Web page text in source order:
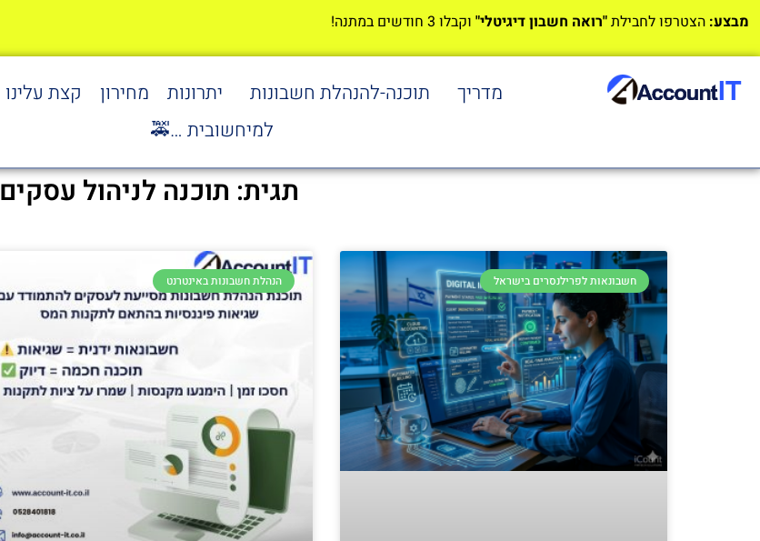
מבצע: הצטרפו לחבילת"רואה חשבון דיגיטלי" וקבלו 3 חודשים במתנה!
מדריך תוכנה-להנהלת חשבונות יתרונות מחירון קצת עלינו
למיחשובית …🚕
תגית: תוכנה לניהול עסקים
חשבונאות לפרילנסרים בישראל הנהלת חשבונות באינטרנט